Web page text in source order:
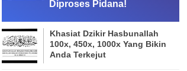
Diproses Pidana!
Khasiat Dzikir Hasbunallah
100x, 450x, 1000x Yang Bikin
Anda Terkejut